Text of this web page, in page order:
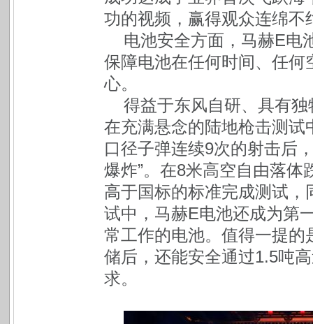
功的视频，赢得观众连绵不
电池安全方面，马赫E电
保障电池在任何时间、任
心。
得益于东风自研、具有
在充满悬念的陆地枪击测
口径子弹连续9次的射击后
爆炸”。在8米高空自由落
高于国标的标准完成测试
试中，马赫E电池还成为第
常工作的电池。值得一提
储后，还能安全通过1.5吨
求。